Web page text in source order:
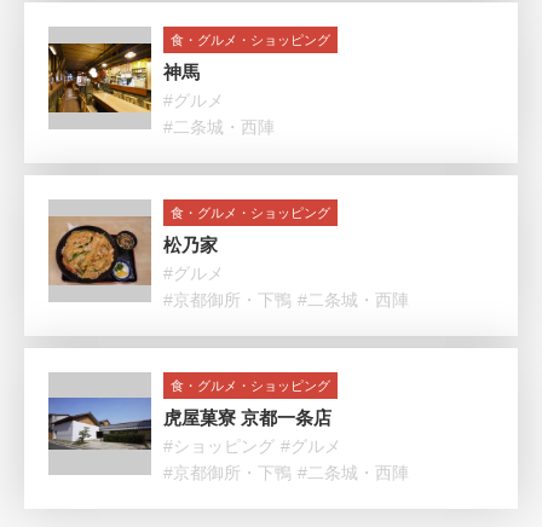
食・グルメ・ショッピング
神馬
#グルメ
#二条城・西陣
食・グルメ・ショッピング
松乃家
#グルメ
#京都御所・下鴨 #二条城・西陣
食・グルメ・ショッピング
虎屋菓寮 京都一条店
#ショッピング #グルメ
#京都御所・下鴨 #二条城・西陣